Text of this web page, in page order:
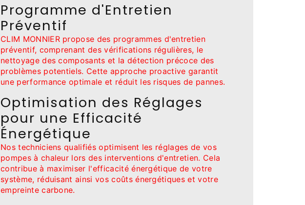
Programme d'Entretien
Préventif
CLIM MONNIER propose des programmes d'entretien
préventif, comprenant des vérifications régulières, le
nettoyage des composants et la détection précoce des
problèmes potentiels. Cette approche proactive garantit
une performance optimale et réduit les risques de pannes.
Optimisation des Réglages
pour une Efficacité
Énergétique
Nos techniciens qualifiés optimisent les réglages de vos
pompes à chaleur lors des interventions d'entretien. Cela
contribue à maximiser l'efficacité énergétique de votre
système, réduisant ainsi vos coûts énergétiques et votre
empreinte carbone.